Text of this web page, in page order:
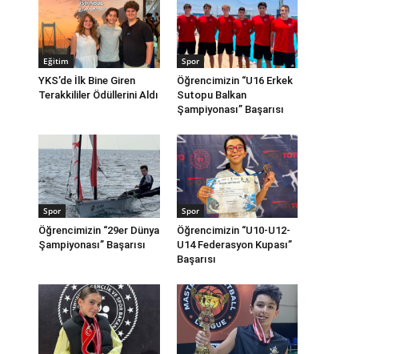
Eğitim
YKS’de İlk Bine Giren
Terakkililer Ödüllerini Aldı
Spor
Öğrencimizin “U16 Erkek
Sutopu Balkan
Şampiyonası” Başarısı
Spor
Öğrencimizin “29er Dünya
Şampiyonası” Başarısı
Spor
Öğrencimizin “U10-U12-
U14 Federasyon Kupası”
Başarısı